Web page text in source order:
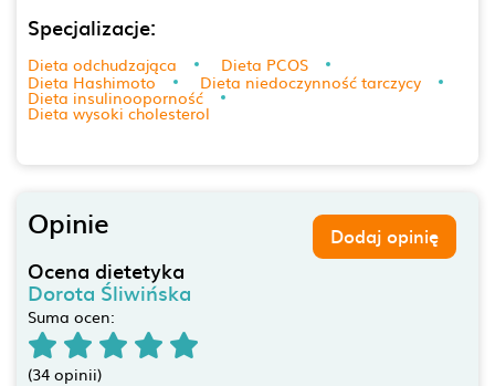
Specjalizacje:
Dieta odchudzająca
Dieta PCOS
Dieta Hashimoto
Dieta niedoczynność tarczycy
Dieta insulinooporność
Dieta wysoki cholesterol
Opinie Dodaj opinię
Ocena dietetyka
Dorota Śliwińska
Suma ocen:
(34 opinii)